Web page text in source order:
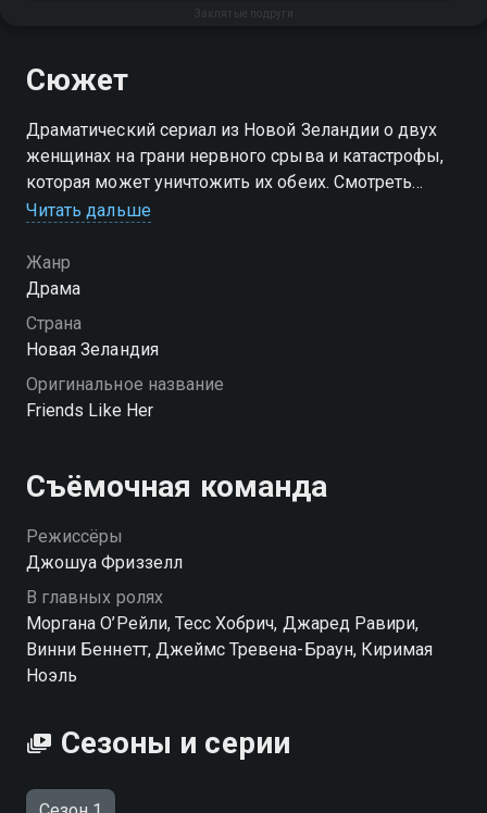
Заклятые подруги
Сюжет
Драматический сериал из Новой Зеландии о двух
женщинах на грани нервного срыва и катастрофы,
которая может уничтожить их обеих. Смотреть
сериал «Заклятые подруги» онлайн в хорошем
Смотрёшке.
Читать дальше
Жанр
Драма
Страна
Новая Зеландия
Оригинальное название
Friends Like Her
Съёмочная команда
Режиссёры
Джошуа Фриззелл
В главных ролях
Моргана О’Рейли, Тесс Хобрич, Джаред Равири,
Винни Беннетт, Джеймс Тревена-Браун, Киримая
Ноэль
Сезоны и серии